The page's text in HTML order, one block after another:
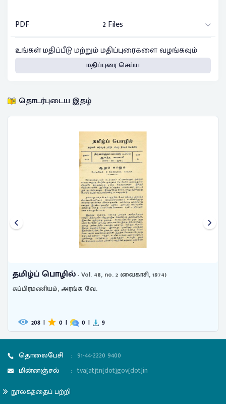
PDF
2 Files
உங்கள் மதிப்பீடு மற்றும் மதிப்புரைகளை வழங்கவும்
மதிப்புரை செய்ய
தொடர்புடைய இதழ்
தமிழ்ப் பொழில்- Vol. 48, no. 2 (வைகாசி, 1974)
சுப்பிரமணியம், அரங்க வே.
208 | 0 | 0 | 9
தொலைபேசி : 91-44-2220 9400
மின்னஞ்சல்
: tva[at]tn[dot]gov[dot]in
நூலகத்தைப் பற்றி